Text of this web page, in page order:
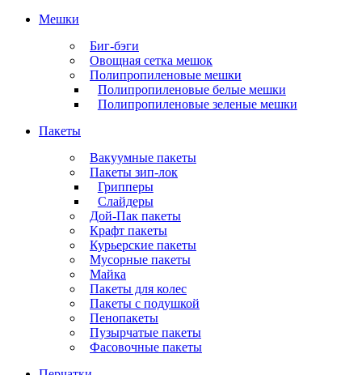
Мешки
Биг-бэги
Овощная сетка мешок
Полипропиленовые мешки
Полипропиленовые белые мешки
Полипропиленовые зеленые мешки
Пакеты
Вакуумные пакеты
Пакеты зип-лок
Грипперы
Слайдеры
Дой-Пак пакеты
Крафт пакеты
Курьерские пакеты
Мусорные пакеты
Майка
Пакеты для колес
Пакеты с подушкой
Пенопакеты
Пузырчатые пакеты
Фасовочные пакеты